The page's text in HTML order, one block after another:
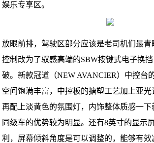
娱乐专享区。
放眼前排，驾驶区部分应该是老司机们最
控制改为了驭感高端的SBW按键式电子换
破。新款冠道（NEW AVANCIER）中控台
空间饱满丰富，中控板的搪塑工艺加上亚光
再配上淡黄色的氛围灯，内饰整体质感一
同级车的优势较为明显。还有8英寸的显示
利，屏幕倾斜角度是可以调整的，能够有